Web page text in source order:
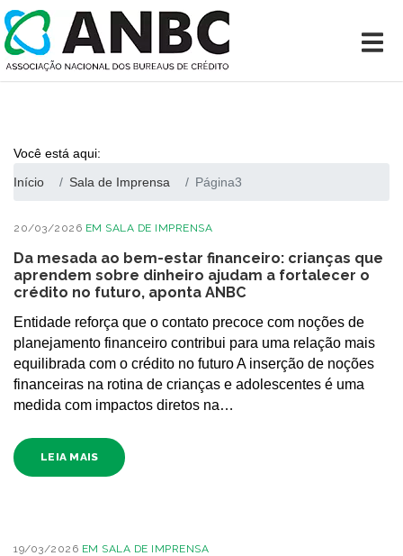
Você está aqui:
Início
Sala de Imprensa Página3
20/03/2026 EM SALA DE IMPRENSA
Da mesada ao bem-estar financeiro: crianças que
aprendem sobre dinheiro ajudam a fortalecer o
crédito no futuro, aponta ANBC
Entidade reforça que o contato precoce com noções de
planejamento financeiro contribui para uma relação mais
equilibrada com o crédito no futuro A inserção de noções
financeiras na rotina de crianças e adolescentes é uma
medida com impactos diretos na…
LEIA MAIS
19/03/2026 EM SALA DE IMPRENSA